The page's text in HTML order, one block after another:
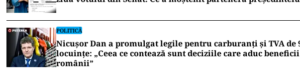
„Pentru susținătorii lui Călin Georgescu sau ai acestui curent populist-